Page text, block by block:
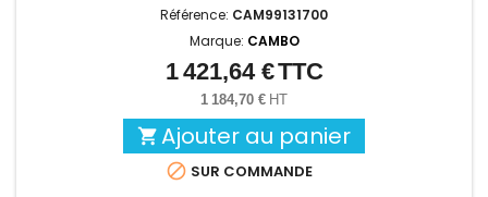
Référence: CAM99131700
Marque: CAMBO
Prix
1 421,64 €TTC
1 184,70 € HT
 Ajouter au panier
 SUR COMMANDE